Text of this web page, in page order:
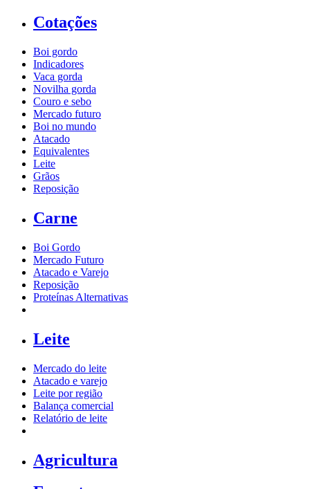
Cotações
Boi gordo
Indicadores
Vaca gorda
Novilha gorda
Couro e sebo
Mercado futuro
Boi no mundo
Atacado
Equivalentes
Leite
Grãos
Reposição
Carne
Boi Gordo
Mercado Futuro
Atacado e Varejo
Reposição
Proteínas Alternativas
Leite
Mercado do leite
Atacado e varejo
Leite por região
Balança comercial
Relatório de leite
Agricultura